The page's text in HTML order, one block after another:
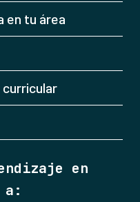
en tu área
en
a: